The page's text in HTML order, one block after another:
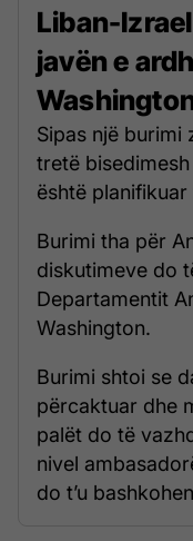
Liban-
javën e
Sipas një burimi
tretë
është
Burimi tha për
diskutimeve do
Departamentit
Washington.
Burimi shtoi se
përcaktuar dhe
palët do të
nivel
do t’u